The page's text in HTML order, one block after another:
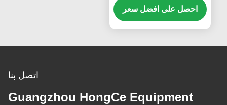
GB 4208 شهادة قياسية
احصل على افضل سعر
اتصل بنا
Guangzhou HongCe Equipment